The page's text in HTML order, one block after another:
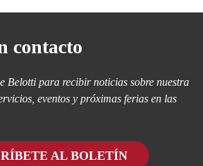
contacto
Belotti para recibir noticias sobre nuestra
eventos y próximas ferias en las
AL BOLETÍN